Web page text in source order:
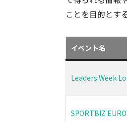
ことを目的とする
イベント名
Leaders Week
SPORTBIZ